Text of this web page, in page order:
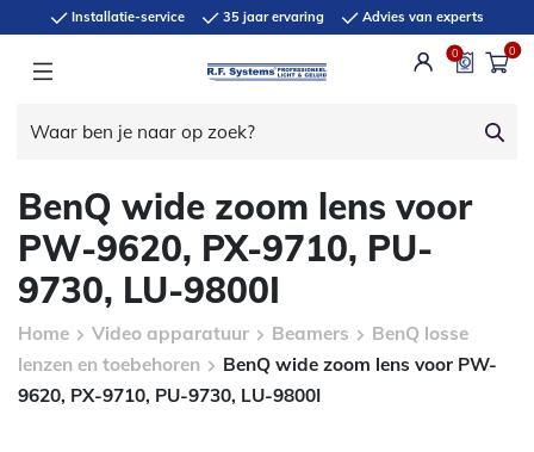
Installatie-service 35 jaar ervaring Advies van experts
0 0
BenQ wide zoom lens voor
PW-9620, PX-9710, PU-
9730, LU-9800I
Home Video apparatuur Beamers
BenQ losse
lenzen en toebehoren
BenQ wide zoom lens voor PW-
9620, PX-9710, PU-9730, LU-9800I